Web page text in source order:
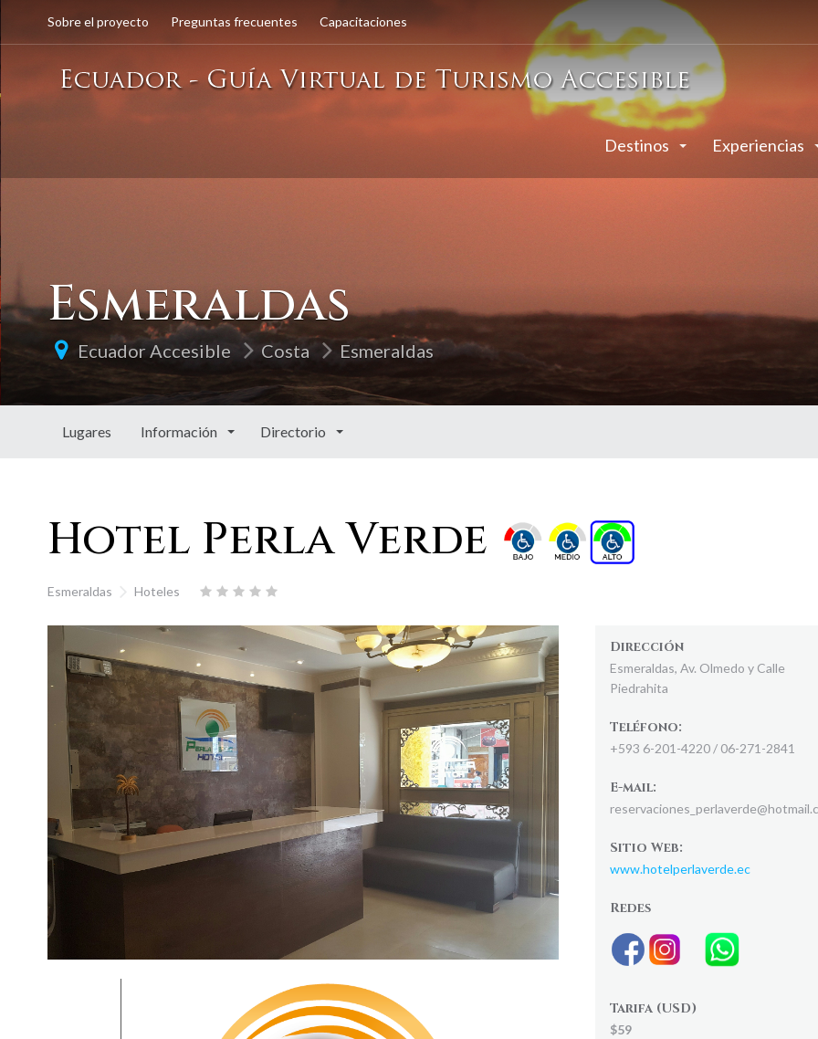
Sobre el proyecto Preguntas frecuentes Capacitaciones
Destinos Experiencias
Esmeraldas
Ecuador Accesible Costa Esmeraldas
Lugares Información Directorio
Hotel Perla Verde
Esmeraldas Hoteles
Dirección
Esmeraldas, Av. Olmedo y Calle
Piedrahita
Teléfono:
+593 6-201-4220 / 06-271-2841
E-mail:
Sitio Web:
www.hotelperlaverde.ec
Redes
Tarifa (USD)
$59